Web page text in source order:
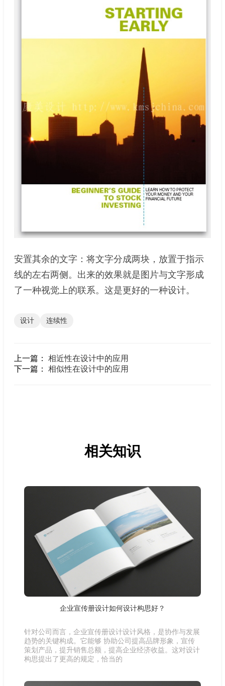
安置其余的文字：将文字分成两块，放置于指示
线的左右两侧。出来的效果就是图片与文字形成
了一种视觉上的联系。这是更好的一种设计。
设计 连续性
上一篇： 相近性在设计中的应用
下一篇： 相似性在设计中的应用
相关知识
企业宣传册设计如何设计构思好？
针对公司而言，企业宣传册设计设计风格，是协作与发展
趋势的关键构成。它能够 协助公司提高品牌形象，宣传
策划产品，提升销售总额，提高企业经济收益。这对设计
构思提出了更高的规定，恰当的